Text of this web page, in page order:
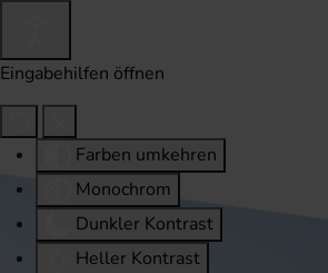
Eingabehilfen öffnen
Farben umkehren
Monochrom
Dunkler Kontrast
Heller Kontrast